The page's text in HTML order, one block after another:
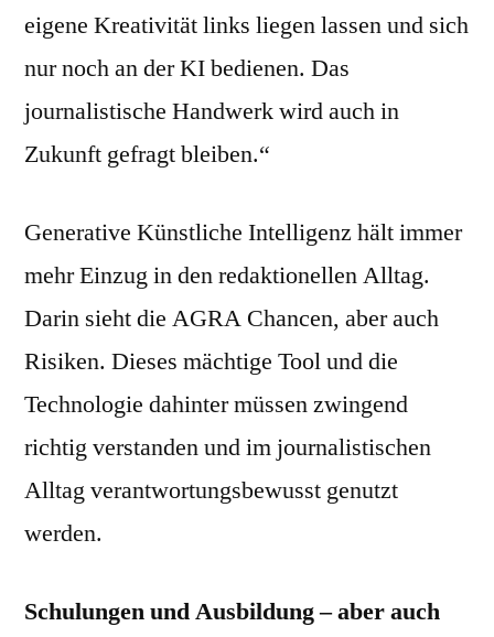
eigene Kreativität links liegen lassen und sich
nur noch an der KI bedienen. Das
journalistische Handwerk wird auch in
Zukunft gefragt bleiben.“
Generative Künstliche Intelligenz hält immer
mehr Einzug in den redaktionellen Alltag.
Darin sieht die AGRA Chancen, aber auch
Risiken. Dieses mächtige Tool und die
Technologie dahinter müssen zwingend
richtig verstanden und im journalistischen
Alltag verantwortungsbewusst genutzt
werden.
Schulungen und Ausbildung – aber auch